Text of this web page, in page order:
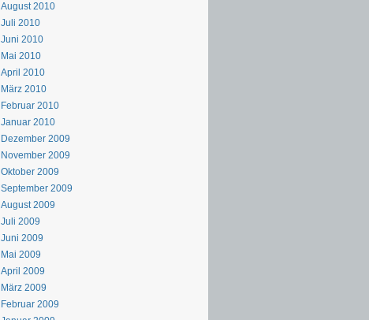
August 2010
Juli 2010
Juni 2010
Mai 2010
April 2010
März 2010
Februar 2010
Januar 2010
Dezember 2009
November 2009
Oktober 2009
September 2009
August 2009
Juli 2009
Juni 2009
Mai 2009
April 2009
März 2009
Februar 2009